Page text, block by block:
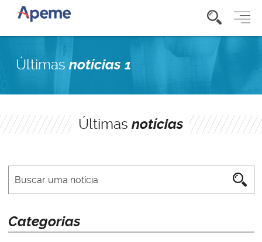
Últimas notícias 1
Últimas notícias
Categorias